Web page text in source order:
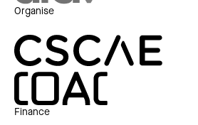
Organise
Finance